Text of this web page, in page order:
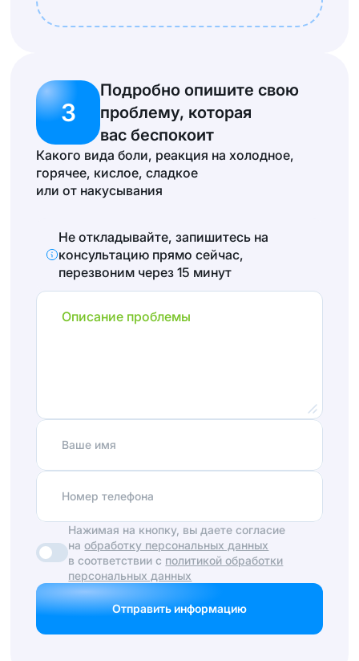
3
Подробно опишите свою
проблему, которая
вас беспокоит
Какого вида боли, реакция на холодное,
горячее, кислое, сладкое
или от накусывания
Не откладывайте, запишитесь на
консультацию прямо сейчас,
перезвоним через 15 минут
Описание проблемы
Ваше имя
Номер телефона
Нажимая на кнопку, вы даете согласие
наобработку персональных данных
в соответствии с политикой обработки
персональных данных
Отправить информацию